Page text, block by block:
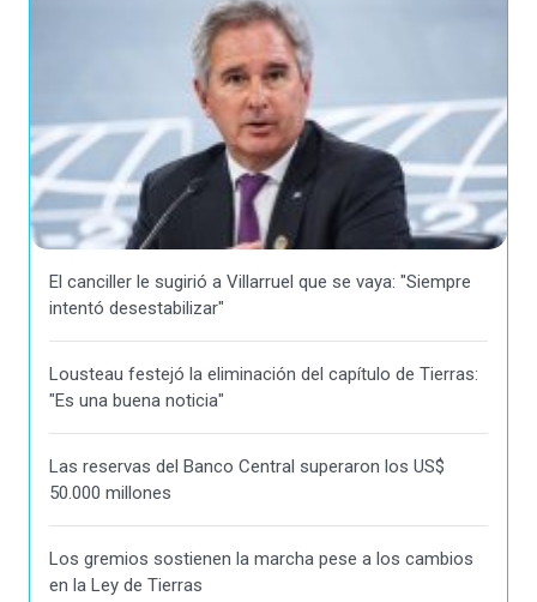
El canciller le sugirió a Villarruel que se vaya: "Siempre
intentó desestabilizar"
Lousteau festejó la eliminación del capítulo de Tierras:
"Es una buena noticia"
Las reservas del Banco Central superaron los US$
50.000 millones
Los gremios sostienen la marcha pese a los cambios
en la Ley de Tierras